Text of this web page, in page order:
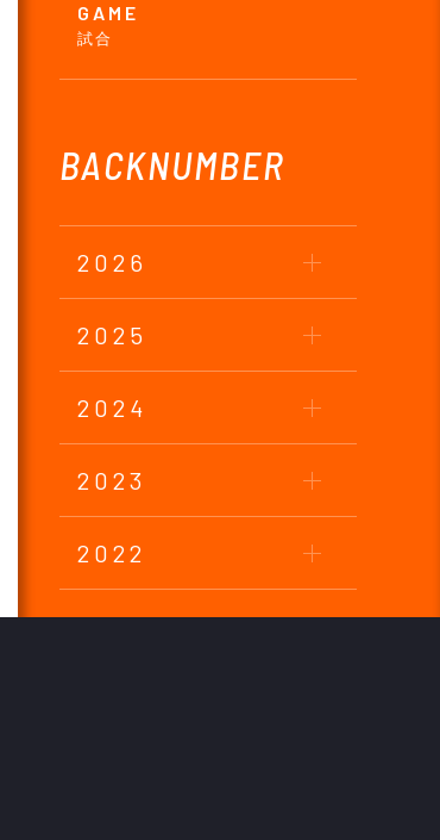
GAME
試合
BACKNUMBER
2026
2025
2024
2023
2022
2021